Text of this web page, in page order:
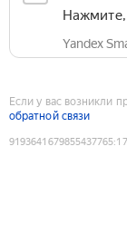
Нажмите,
Yandex
Если у вас возникли
обратной связи
9193641679855437765: